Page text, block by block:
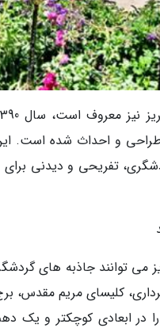
و احداث شده است. این
تفریحی و دیدنی برای
می توانند جاذبه های
کلیسای مریم مقدس،
در ابعادی کوچکتر و یک